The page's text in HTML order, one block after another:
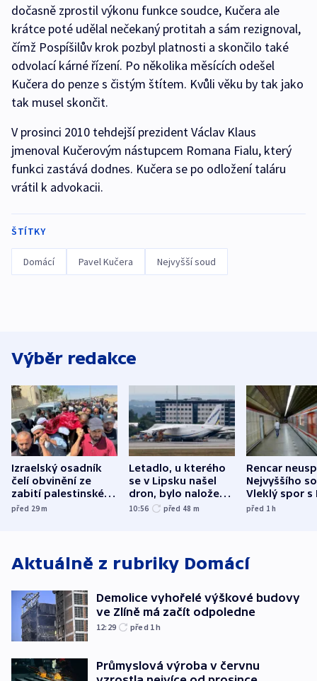
dočasně zprostil výkonu funkce soudce, Kučera ale
krátce poté udělal nečekaný protitah a sám rezignoval,
čímž Pospíšilův krok pozbyl platnosti a skončilo také
odvolací kárné řízení. Po několika měsících odešel
Kučera do penze s čistým štítem. Kvůli věku by tak jako
tak musel skončit.
V prosinci 2010 tehdejší prezident Václav Klaus
jmenoval Kučerovým nástupcem Romana Fialu, který
funkci zastává dodnes. Kučera se po odložení taláru
vrátil k advokacii.
ŠTÍTKY
Domácí Pavel Kučera Nejvyšší soud
Výběr redakce
Izraelský osadník
čelí obvinění ze
zabití palestinského
aktivisty
před 29m
Letadlo, u kterého
se v Lipsku našel
dron, bylo naložené
municí, píší média
10:56 před 48 m
Rencar
Nejvyššího
Vleklý spor s
reklamní
před 1h
Aktuálně z rubriky Domácí
Demolice vyhořelé výškové budovy
ve Zlíně má začít odpoledne
12:29 před 1h
Průmyslová výroba v červnu